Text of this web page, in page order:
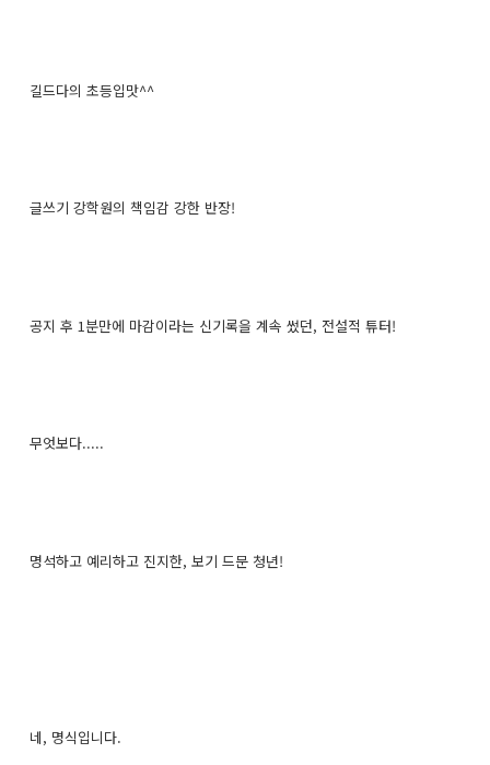
길드다의 초등입맛^^
글쓰기 강학원의 책임감 강한 반장!
공지 후 1분만에 마감이라는 신기록을 계속 썼던, 전설적 튜터!
무엇보다.....
명석하고 예리하고 진지한, 보기 드문 청년!
네, 명식입니다.